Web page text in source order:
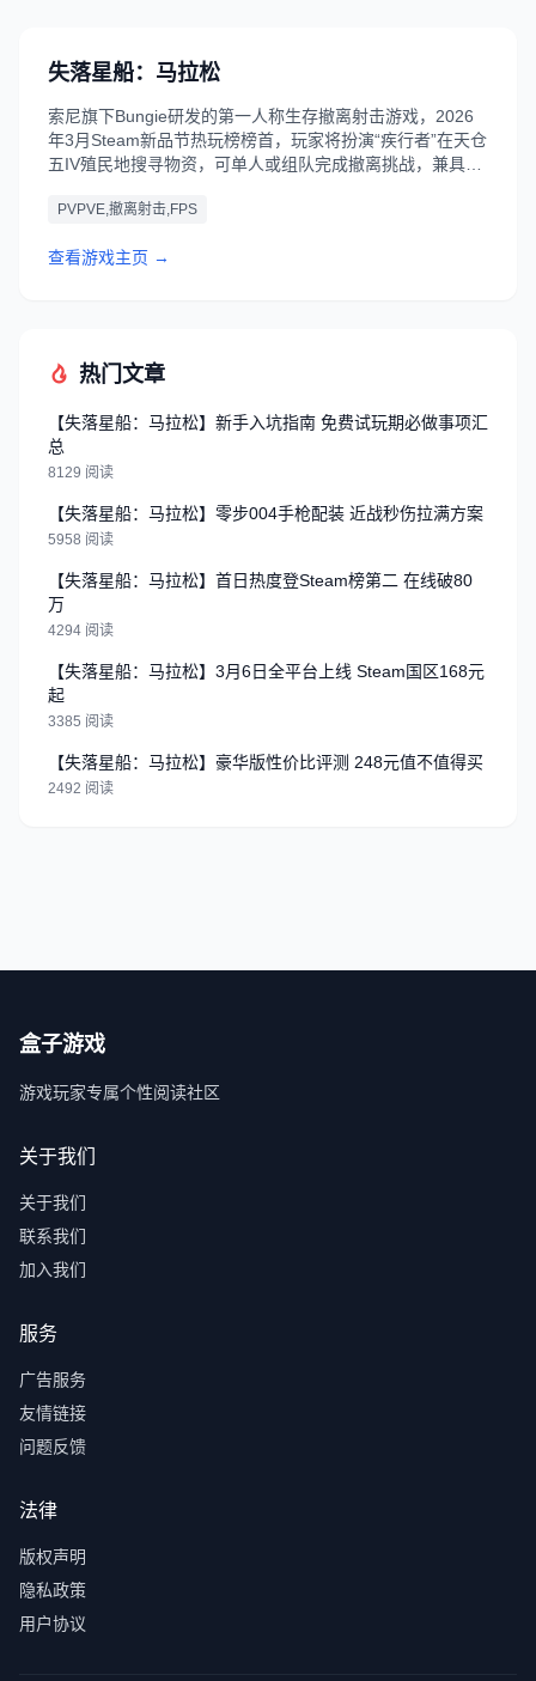
失落星船：马拉松
索尼旗下Bungie研发的第一人称生存撤离射击游戏，2026
年3月Steam新品节热玩榜榜首，玩家将扮演“疾行者”在天仓
五IV殖民地搜寻物资，可单人或组队完成撤离挑战，兼具紧
PVPVE,撤离射击,FPS
查看游戏主页 →
热门文章
【失落星船：马拉松】新手入坑指南 免费试玩期必做事项汇
总
8129 阅读
【失落星船：马拉松】零步004手枪配装 近战秒伤拉满方案
5958 阅读
【失落星船：马拉松】首日热度登Steam榜第二 在线破80
万
4294 阅读
【失落星船：马拉松】3月6日全平台上线 Steam国区168元
起
3385 阅读
【失落星船：马拉松】豪华版性价比评测 248元值不值得买
2492 阅读
盒子游戏
游戏玩家专属个性阅读社区
关于我们
关于我们
联系我们
加入我们
服务
广告服务
友情链接
问题反馈
法律
版权声明
隐私政策
用户协议